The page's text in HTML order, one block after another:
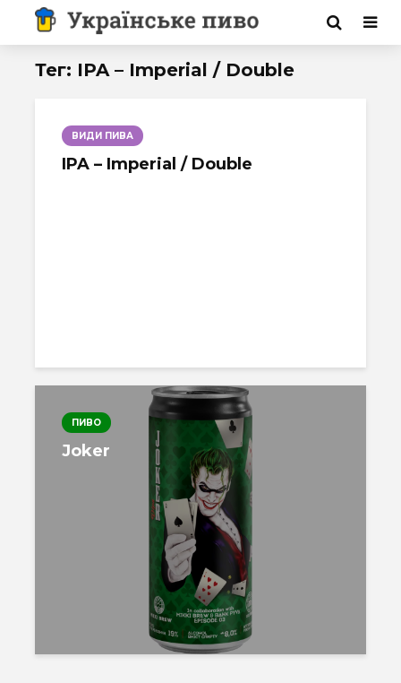
Тег: IPA – Imperial / Double
ВИДИ ПИВА
IPA – Imperial / Double
ПИВО
Joker